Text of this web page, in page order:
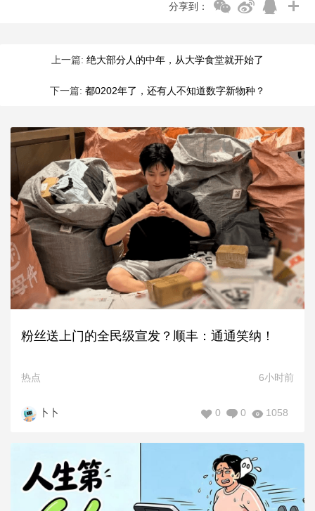
分享到：
上一篇: 绝大部分人的中年，从大学食堂就开始了
下一篇: 都0202年了，还有人不知道数字新物种？
粉丝送上门的全民级宣发？顺丰：通通笑纳！
热点 6小时前
卜卜 1058
0
0